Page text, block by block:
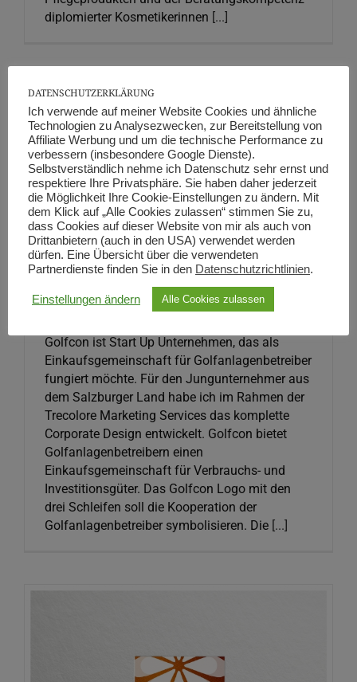
diplomierter Kosmetikerinnen [...]
Golfcon Start Up
Graphic Design
Golfcon ist Start Up Unternehmen, das als
Einkaufsgemeinschaft für Golfanlagenbetreiber
fungiert möchte. Für den Jungunternehmer aus
dem Salzburger Land habe ich im Rahmen der
Trecolore Marketing Services das komplette
Corporate Design entwickelt. Golfcon bietet
Golfanlagenbetreibern einen
Einkaufsgemeinschaft für Verbrauchs- und
Investitionsgüter. Das Golfcon Logo mit den
drei Schleifen soll die Kooperation der
Golfanlagenbetreiber symbolisieren. Die [...]
DATENSCHUTZERKLÄRUNG
Ich verwende auf meiner Website Cookies und ähnliche
Technologien zu Analysezwecken, zur Bereitstellung von
Affiliate Werbung und um die technische Performance zu
verbessern (insbesondere Google Dienste).
Selbstverständlich nehme ich Datenschutz sehr ernst und
respektiere Ihre Privatsphäre. Sie haben daher jederzeit
die Möglichkeit Ihre Cookie-Einstellungen zu ändern. Mit
dem Klick auf „Alle Cookies zulassen“ stimmen Sie zu,
dass Cookies auf dieser Website von mir als auch von
Drittanbietern (auch in den USA) verwendet werden
dürfen. Eine Übersicht über die verwendeten
Partnerdienste finden Sie in den Datenschutzrichtlinien.
Einstellungen ändern Alle Cookies zulassen